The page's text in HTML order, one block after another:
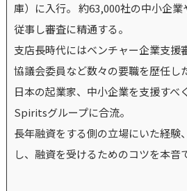
庫）に入行。 約63,000社の中小企
従事し審査に精通する。
支店長時代にはベンチャー企業支援
協議会委員など数々の要職を歴任し
日本の起業家、中小企業を支援すべ
Spiritsグループに合流。
長年融資をする側の立場にいた経験
し、融資を受けるためのコツを本音